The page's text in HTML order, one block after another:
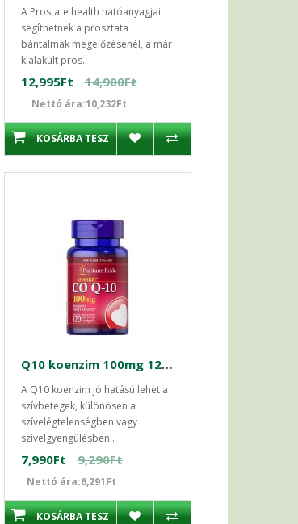
A Prostate health hatóanyagjai
segíthetnek a prosztata
bántalmak megelőzésénél, a már
kialakult pros..
12,995Ft 14,900Ft
Nettó ára:10,232Ft
KOSÁRBA TESZ
Q10 koenzim 100mg 120db kapszula Puritan's
A Q10 koenzim jó hatású lehet a
szívbetegek, különösen a
szívelégtelenségben vagy
szívelgyengülésben..
7,990Ft 9,290Ft
Nettó ára:6,291Ft
KOSÁRBA TESZ